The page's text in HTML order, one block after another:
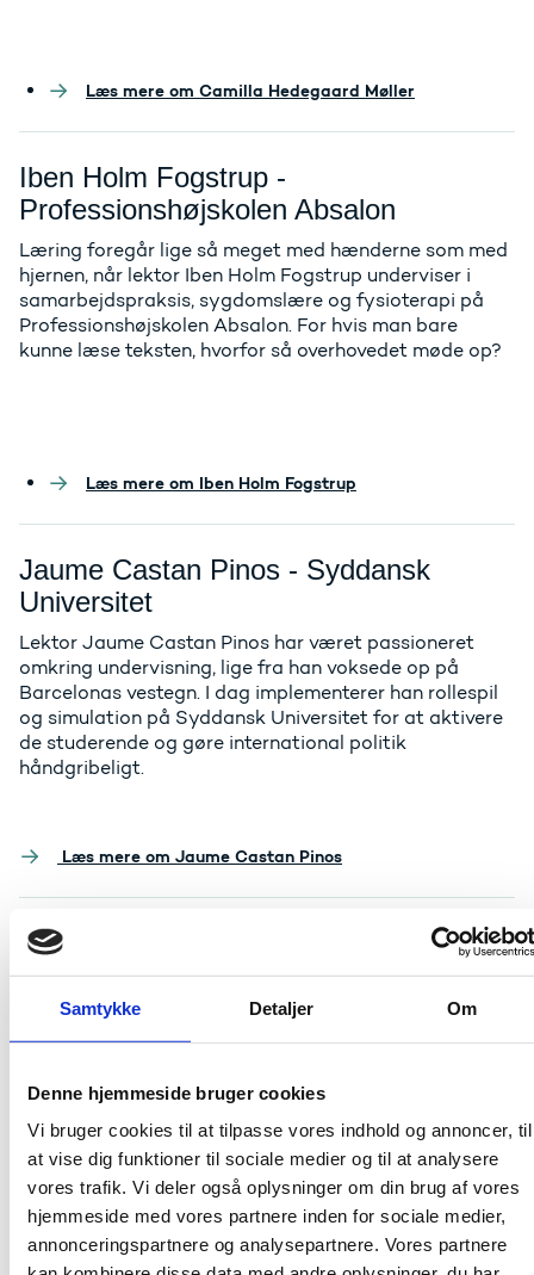
Samtykke Detaljer Om
Denne hjemmeside bruger cookies
Vi bruger cookies til at tilpasse vores indhold og annoncer, til
at vise dig funktioner til sociale medier og til at analysere
vores trafik. Vi deler også oplysninger om din brug af vores
hjemmeside med vores partnere inden for sociale medier,
annonceringspartnere og analysepartnere. Vores partnere
Læs mere om Camilla Hedegaard Møller
Iben Holm Fogstrup -
Professionshøjskolen Absalon
Læring foregår lige så meget med hænderne som med
hjernen, når lektor Iben Holm Fogstrup underviser i
samarbejdspraksis, sygdomslære og fysioterapi på
Professionshøjskolen Absalon. For hvis man bare
kunne læse teksten, hvorfor så overhovedet møde op?
Læs mere om Iben Holm Fogstrup
Jaume Castan Pinos - Syddansk
Universitet
Lektor Jaume Castan Pinos har været passioneret
omkring undervisning, lige fra han voksede op på
Barcelonas vestegn. I dag implementerer han rollespil
og simulation på Syddansk Universitet for at aktivere
de studerende og gøre international politik
håndgribeligt.
Læs mere om Jaume Castan Pinos
Juljana Gjata Hjorth Jacobsen - VIA
University College
Tysk sprog og kultur åbnede lektor Juljana Gjata
Hjorth Jacobsens øjne, da hun som teenager udlevede
hun studerende på VIA University College med på
mennesker og uden for læreruddannelsen.